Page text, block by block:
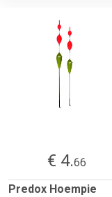
€ 4.66
Predox Hoempie